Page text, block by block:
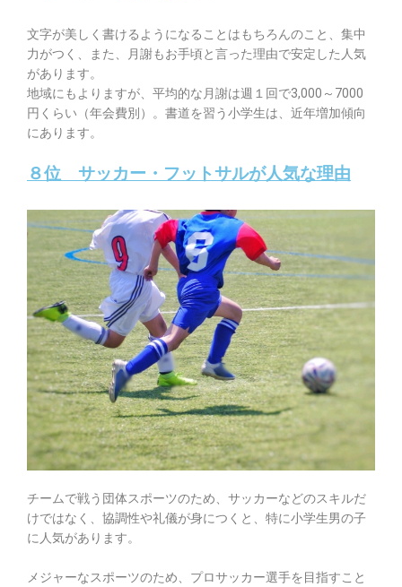
文字が美しく書けるようになることはもちろんのこと、集中
力がつく、また、月謝もお手頃と言った理由で安定した人気
があります。
地域にもよりますが、平均的な月謝は週１回で3,000～7000
円くらい（年会費別）。書道を習う小学生は、近年増加傾向
にあります。
８位 サッカー・フットサルが人気な理由
チームで戦う団体スポーツのため、サッカーなどのスキルだ
けではなく、協調性や礼儀が身につく と、特に小学生男の子
に人気があります。
メジャーなスポーツのため、プロサッカー選手を目指すこと